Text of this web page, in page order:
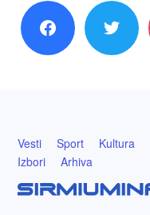
facebook twitter
Vesti Sport Kultura
Izbori
Arhiva